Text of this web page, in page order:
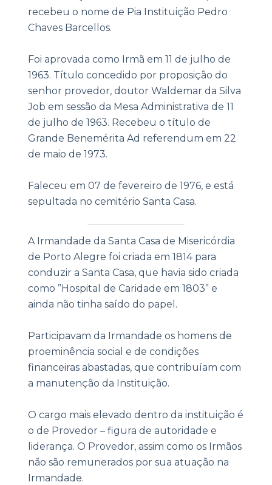
recebeu o nome de Pia Instituição Pedro
Chaves Barcellos.
Foi aprovada como Irmã em 11 de julho de
1963. Título concedido por proposição do
senhor provedor, doutor Waldemar da Silva
Job em sessão da Mesa Administrativa de 11
de julho de 1963. Recebeu o título de
Grande Benemérita Ad referendum em 22
de maio de 1973.
Faleceu em 07 de fevereiro de 1976, e está
sepultada no cemitério Santa Casa.
A Irmandade da Santa Casa de Misericórdia
de Porto Alegre foi criada em 1814 para
conduzir a Santa Casa, que havia sido criada
como ”Hospital de Caridade em 1803” e
ainda não tinha saído do papel.
Participavam da Irmandade os homens de
proeminência social e de condições
financeiras abastadas, que contribuíam com
a manutenção da Instituição.
O cargo mais elevado dentro da instituição é
o de Provedor – figura de autoridade e
liderança. O Provedor, assim como os Irmãos
não são remunerados por sua atuação na
Irmandade.